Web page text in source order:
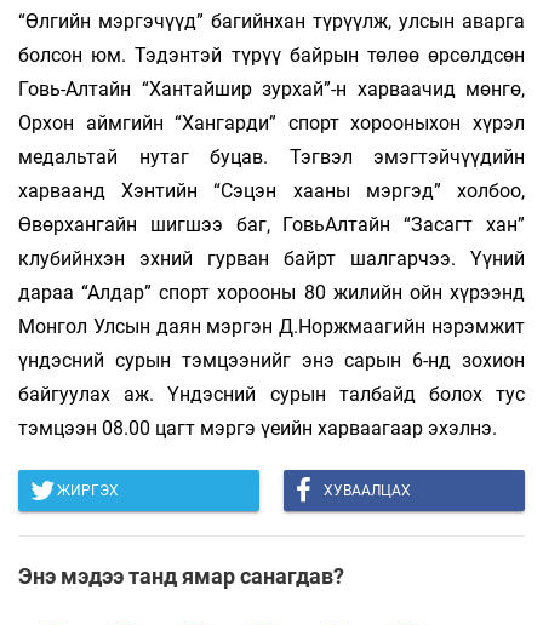
“Өлгийн мэргэчүүд” багийнхан түрүүлж, улсын аварга
болсон юм. Тэдэнтэй түрүү байрын төлөө өрсөлдсөн
Говь-Алтайн “Хантайшир зурхай”-н харваачид мөнгө,
Орхон аймгийн “Хангарди” спорт хорооныхон хүрэл
медальтай нутаг буцав. Тэгвэл эмэгтэйчүүдийн
харваанд Хэнтийн “Сэцэн хааны мэргэд” холбоо,
Өвөрхангайн шигшээ баг, ГовьАлтайн “Засагт хан”
клубийнхэн эхний гурван байрт шал­гарчээ. Үүний
дараа “Алдар” спорт хорооны 80 жилийн ойн хүрээнд
Монгол Улсын даян мэргэн Д.Норж­маагийн нэрэмжит
үндэсний сурын тэмцээнийг энэ сарын 6-нд зохион
байгуулах аж. Үндэсний сурын талбайд болох тус
тэмцээн 08.00 цагт мэргэ үеийн харваагаар эхэлнэ.
ЖИРГЭХ ХУВААЛЦАХ
Энэ мэдээ танд ямар санагдав?